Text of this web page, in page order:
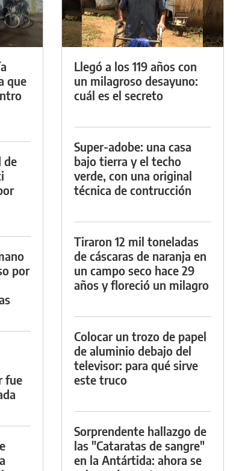
que
de
por
fue
Llegó a los 119 años con
un milagroso desayuno:
cuál es el secreto
Super-adobe: una casa
bajo tierra y el techo
verde, con una original
técnica de contrucción
Tiraron 12 mil toneladas
de cáscaras de naranja en
un campo seco hace 29
años y floreció un milagro
Colocar un trozo de papel
de aluminio debajo del
televisor: para qué sirve
este truco
Sorprendente hallazgo de
las "Cataratas de sangre"
en la Antártida: ahora se